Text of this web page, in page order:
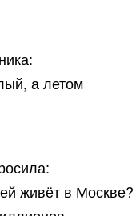
а летом
живёт в Москве?